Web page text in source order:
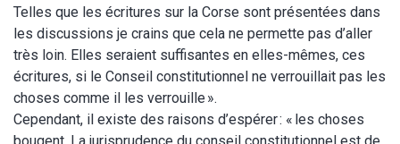
Telles que les écritures sur la Corse sont présentées dans
les discussions je crains que cela ne permette pas d’aller
très loin. Elles seraient suffisantes en elles-mêmes, ces
écritures, si le Conseil constitutionnel ne verrouillait pas les
choses comme il les verrouille ».
Cependant, il existe des raisons d’espérer : « les choses
bougent. La jurisprudence du conseil constitutionnel est de